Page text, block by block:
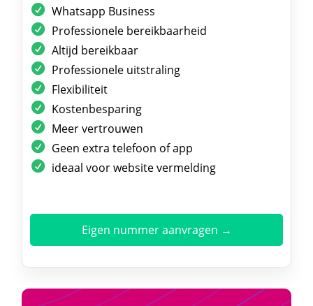
Whatsapp Business
Professionele bereikbaarheid
Altijd bereikbaar
Professionele uitstraling
Flexibiliteit
Kostenbesparing
Meer vertrouwen
Geen extra telefoon of app
ideaal voor website vermelding
Eigen nummer aanvragen →